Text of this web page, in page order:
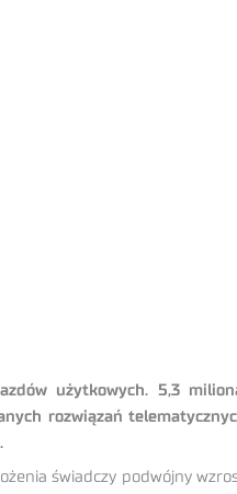
użytkowych. 5,3
rozwiązań
świadczy podwójny